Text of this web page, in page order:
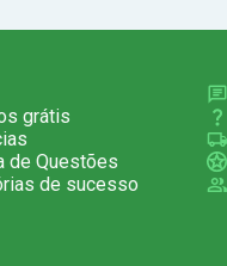
grátis
de Questões
de sucesso